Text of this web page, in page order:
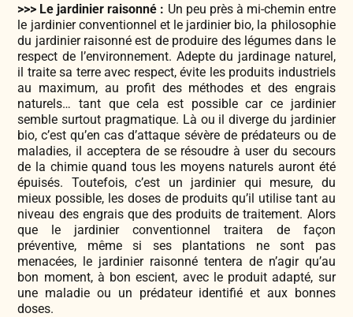
>>> Le jardinier raisonné : Un peu près à mi-chemin entre
le jardinier conventionnel et le jardinier bio, la philosophie
du jardinier raisonné est de produire des légumes dans le
respect de l’environnement. Adepte du jardinage naturel,
il traite sa terre avec respect, évite les produits industriels
au maximum, au profit des méthodes et des engrais
naturels… tant que cela est possible car ce jardinier
semble surtout pragmatique. Là ou il diverge du jardinier
bio, c’est qu’en cas d’attaque sévère de prédateurs ou de
maladies, il acceptera de se résoudre à user du secours
de la chimie quand tous les moyens naturels auront été
épuisés. Toutefois, c’est un jardinier qui mesure, du
mieux possible, les doses de produits qu’il utilise tant au
niveau des engrais que des produits de traitement. Alors
que le jardinier conventionnel traitera de façon
préventive, même si ses plantations ne sont pas
menacées, le jardinier raisonné tentera de n’agir qu’au
bon moment, à bon escient, avec le produit adapté, sur
une maladie ou un prédateur identifié et aux bonnes
doses.